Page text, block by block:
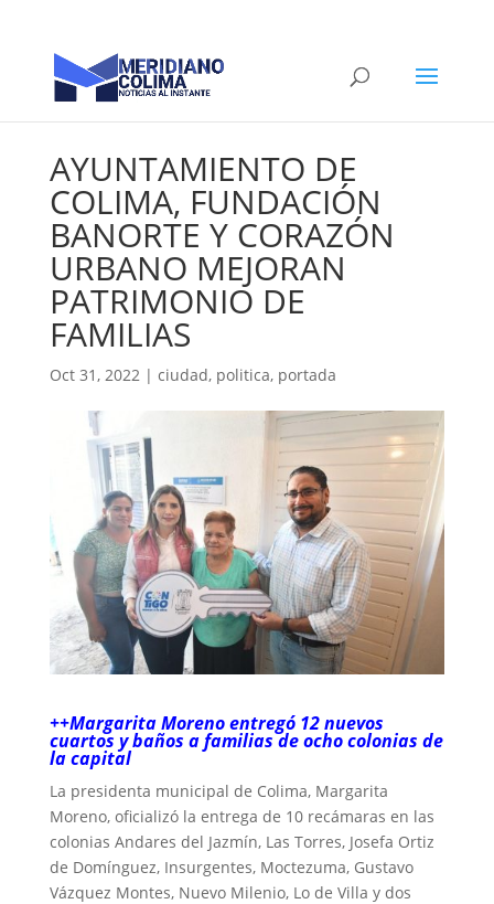
AYUNTAMIENTO DE
COLIMA, FUNDACIÓN
BANORTE Y CORAZÓN
URBANO MEJORAN
PATRIMONIO DE
FAMILIAS
Oct 31, 2022| ciudad, politica, portada
++Margarita Moreno entregó 12 nuevos
cuartos y baños a familias de ocho colonias de
la capital
La presidenta municipal de Colima, Margarita
Moreno, oficializó la entrega de 10 recámaras en las
colonias Andares del Jazmín, Las Torres, Josefa Ortiz
de Domínguez, Insurgentes, Moctezuma, Gustavo
Vázquez Montes, Nuevo Milenio, Lo de Villa y dos